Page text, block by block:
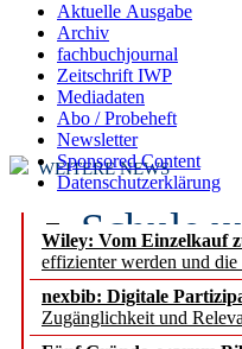
Aktuelle Ausgabe
Archiv
fachbuchjournal
Zeitschrift IWP
Mediadaten
Abo / Probeheft
Newsletter
Sponsored Content
Datenschutzerklärung
Wiley: Vom Einzelkauf
effizienter werden und die
nexbib: Digitale
Zugänglichkeit und
WEITERE NEWS
Schule